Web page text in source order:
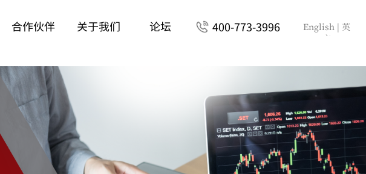
论坛
合作伙伴 关于我们 400-773-3996 English| 英
文